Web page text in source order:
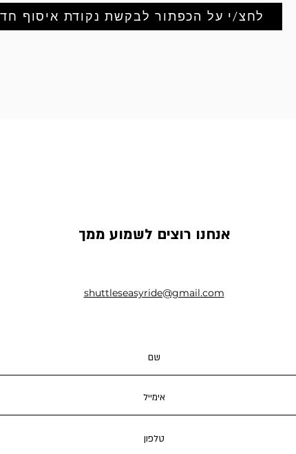
לחצ/י על הכפתור לבקשת נקודת איסוף
אנחנו רוצים לשמוע ממך
shuttleseasyride@gmail.com